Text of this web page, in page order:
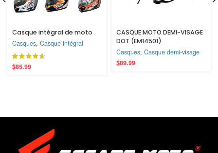
Casque intégral de moto
Casques, Casque intégral
$85.99
CASQUE MOTO DEMI-VISAGE
DOT (EM14501)
Casques, Casque demi-visage
$89.99